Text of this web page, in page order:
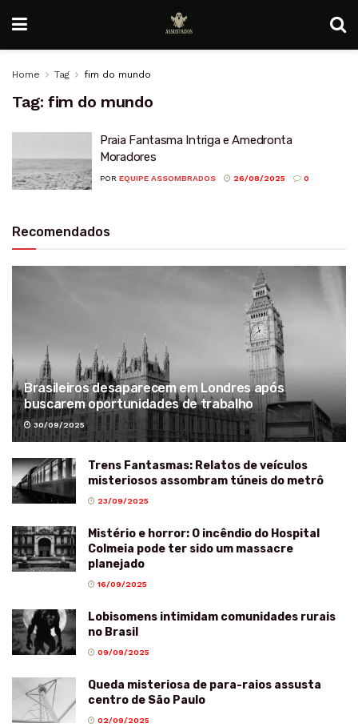
Home Tag fim do mundo
Tag: fim do mundo
Praia Fantasma Intriga e Amedronta
Moradores
POR EQUIPE ASSOMBRADOS 26/08/2025 0
Recomendados
Brasileiros desaparecem em Londres após
buscarem oportunidades de trabalho
30/09/2025
Trens Fantasmas: Relatos de veículos
misteriosos assombram túneis do metrô
23/09/2025
Mistério e horror: O incêndio do Hospital
Colmeia pode ter sido um massacre
planejado
16/09/2025
Lobisomens intimidam comunidades rurais
no Brasil
09/09/2025
Queda misteriosa de para-raios assusta
centro de São Paulo
02/09/2025